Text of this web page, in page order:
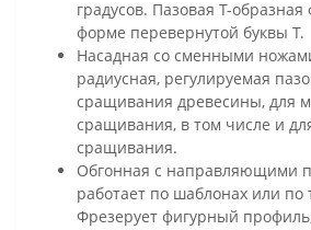
градусов. Пазовая Т-
форме перевернутой буквы Т.
Насадная со сменными
радиусная, регулируемая
сращивания древесины, для
сращивания, в том числе и
сращивания.
Обгонная с направляющими
работает по шаблонах или по
Фрезерует фигурный